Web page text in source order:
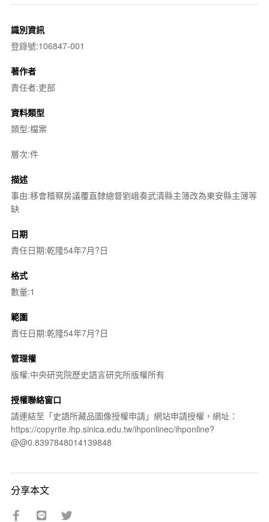
識別資訊
登錄號:106847-001
著作者
責任者:吏部
資料類型
類型:檔案
層次:件
描述
事由:移會稽察房議覆直隸總督劉峨奏武清縣主簿改為東安縣主簿等
缺
日期
責任日期:乾隆54年7月?日
格式
數量:1
範圍
責任日期:乾隆54年7月?日
管理權
版權:中央研究院歷史語言研究所版權所有
授權聯絡窗口
請連結至「史語所藏品圖像授權申請」網站申請授權，網址：
https://copyrite.ihp.sinica.edu.tw/ihponlinec/ihponline?
@@0.8397848014139848
分享本文